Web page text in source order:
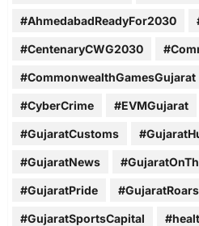
#AhmedabadReadyFor2030
#CentenaryCWG2030
#CommonwealthGamesGujarat
#CyberCrime #EVMGujarat
#GujaratCustoms
#GujaratNews
#GujaratPride
#GujaratSportsCapital